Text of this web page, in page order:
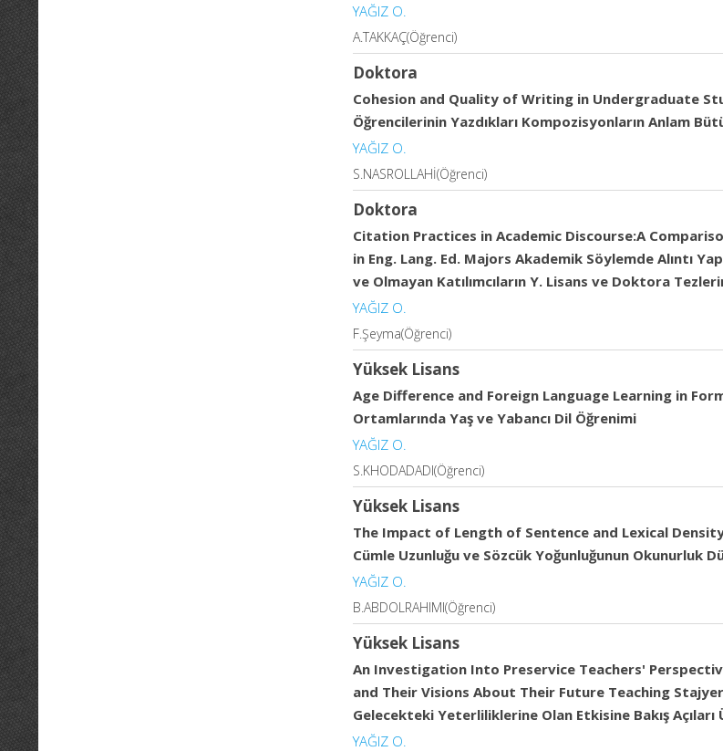
YAĞIZ O.
A.TAKKAÇ(Öğrenci)
Doktora
Cohesion and Quality of Writing in Undergraduate
Öğrencilerinin Yazdıkları Kompozisyonların Anlam
YAĞIZ O.
S.NASROLLAHİ(Öğrenci)
Doktora
Citation Practices in Academic Discourse:A
in Eng. Lang. Ed. Majors Akademik Söylemde Alıntı
ve Olmayan Katılımcıların Y. Lisans ve Doktora
YAĞIZ O.
F.Şeyma(Öğrenci)
Yüksek Lisans
Age Difference and Foreign Language Learning in
Ortamlarında Yaş ve Yabancı Dil Öğrenimi
YAĞIZ O.
S.KHODADADI(Öğrenci)
Yüksek Lisans
The Impact of Length of Sentence and Lexical
Cümle Uzunluğu ve Sözcük Yoğunluğunun Okunurluk
YAĞIZ O.
B.ABDOLRAHIMI(Öğrenci)
Yüksek Lisans
An Investigation Into Preservice Teachers'
and Their Visions About Their Future Teaching
Gelecekteki Yeterliliklerine Olan Etkisine Bakış Açıları
YAĞIZ O.